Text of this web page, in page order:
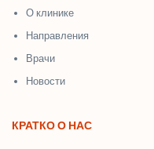
О клинике
Направления
Врачи
Новости
КРАТКО О НАС